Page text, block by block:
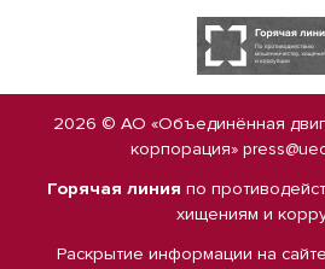
2026 © АО «Объединённая
корпорация»
Горячая линия по
хищениям и
Раскрытие информации на сайте